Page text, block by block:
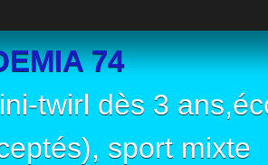
74
twirl dès 3
sport mixte